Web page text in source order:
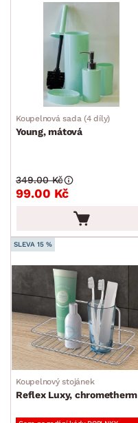
Koupelnová sada (4 díly)
Young, mátová
99.00 Kč
349.00 Kč
SLEVA 15 %
Koupelnový stojánek
Reflex Luxy, chrometherm